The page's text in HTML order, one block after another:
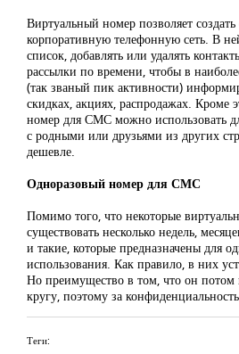
Виртуальный номер позволяет
корпоративную телефонную сеть. В
список, добавлять или удалять
рассылки по времени, чтобы в
(так званый пик активности)
скидках, акциях, распродажах. Кроме
номер для СМС можно использовать
с родными или друзьями из других
дешевле.
Одноразовый номер для СМС
Помимо того, что некоторые
существовать несколько недель,
и такие, которые предназначены для
использования. Как правило, в них
Но преимущество в том, что он потом
кругу, поэтому за
Теги: